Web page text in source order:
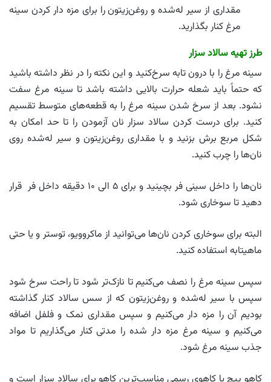
مقداری از سیر له‌شده و روغن‌زیتون را برای مزه دار کردن سینه
مرغ کنار بگذارید.
طرز تهیه سالاد سزار
سینه مرغ را با درون تابه سرخ‌کنید و این نکته را در نظر داشته باشید
که حتماً باید شعله حرارت بالایی داشته باشد تا سینه مرغ سفت
نشود. بعد از سرخ شدن سینه مرغ را به قطعه‌های متوسط تقسیم
کنید. برای درست کردن سالاد سزار نان آزمودن را تا حد امکان به
شکل مربع برش بزنید و با مقداری روغن‌زیتون و سیر له‌شده روی
نان‌ها را چرب کنید.
نان‌ها را داخل سینی فر بچینید و برای ۵ الی ۱۰ دقیقه داخل فر قرار
دهید تا سوخاری شود.
البته برای سوخاری کردن نان‌ها می‌توانید از ماکروویو، توستر و یا حتی
ماهیتابه استفاده کنید.
سپس سینه مرغ را نصف می‌کنیم تا نازک‌تر شود تا راحت سرخ شود
سپس با سیر له‌شده و روغن‌زیتون که از سس سالاد کنار گذاشته
بودیم آن را مزه دار می‌کنیم و سپس مقداری نمک و فلفل اضافه
می‌کنیم و سینه مرغ مزه دار شده را مدتی کنار می‌گذاریم تا مواد
جذب سینه مرغ شود.